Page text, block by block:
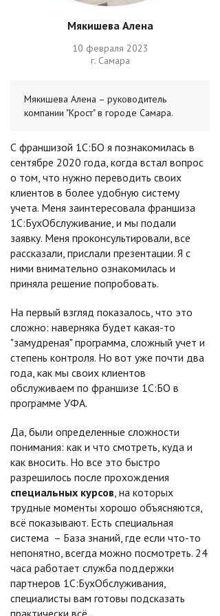
Мякишева Алена
10 февраля 2023
г. Самара
Мякишева Алена – руководитель
компании "Крост" в городе Самара.
С франшизой 1С:БО я познакомилась в
сентябре 2020 года, когда встал вопрос
о том, что нужно переводить своих
клиентов в более удобную систему
учета. Меня заинтересовала франшиза
1С:БухОбслуживание, и мы подали
заявку. Меня проконсультировали, все
рассказали, прислали презентации. Я с
ними внимательно ознакомилась и
приняла решение попробовать.
На первый взгляд показалось, что это
сложно: наверняка будет какая-то
"замудреная" программа, сложный учет и
степень контроля. Но вот уже почти два
года, как мы своих клиентов
обслуживаем по франшизе 1С:БО в
программе УФА.
Да, были определенные сложности
понимания: как и что смотреть, куда и
как вносить. Но все это быстро
разрешилось после прохождения
специальных курсов, на которых
трудные моменты хорошо объясняются,
всё показывают. Есть специальная
система – База знаний, где если что-то
непонятно, всегда можно посмотреть. 24
часа работает служба поддержки
партнеров 1С:БухОбслуживания,
специалисты вам готовы подсказать
практически всё.